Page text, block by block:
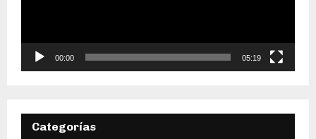
t
r
v
00:00 05:19
Categorías